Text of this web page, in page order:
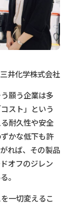
井化学株式会社
願う企業は多
スト」という
耐久性や安全
かな低下も許
れば、その製品
オフのジレン
。
一切変えるこ